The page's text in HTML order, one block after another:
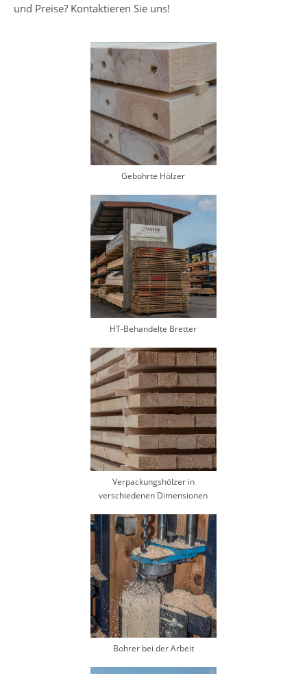
und Preise? Kontaktieren Sie uns!
Gebohrte Hölzer
HT-Behandelte Bretter
Verpackungshölzer in
verschiedenen Dimensionen
Bohrer bei der Arbeit